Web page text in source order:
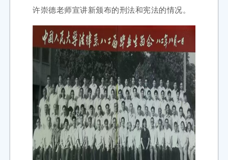
许崇德老师宣讲新颁布的刑法和宪法的情况。